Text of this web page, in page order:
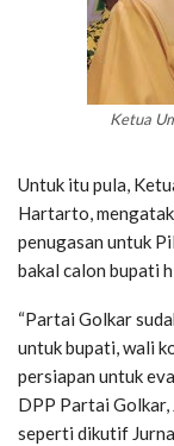
Ketua
Untuk itu pula,
Hartarto,
penugasan untuk
bakal calon bupati
“Partai Golkar
untuk bupati, wali
persiapan untuk
DPP Partai
seperti dikutif